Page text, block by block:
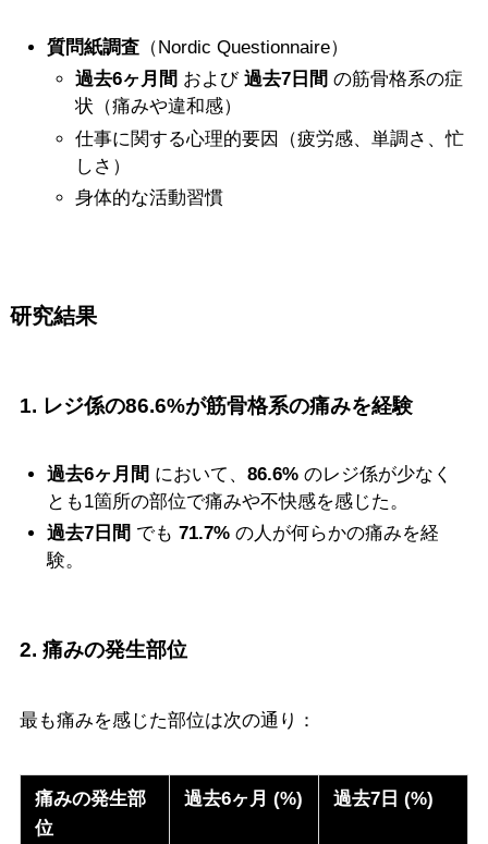
質問紙調査 （Nordic Questionnaire）
過去6ヶ月間 および 過去7日間 の筋骨格系の症
状（痛みや違和感）
仕事に関する心理的要因（疲労感、単調さ、忙
しさ）
身体的な活動習慣
研究結果
1. レジ係の86.6%が筋骨格系の痛みを経験
過去6ヶ月間 において、86.6% のレジ係が少なく
とも1箇所の部位で痛みや不快感を感じた。
過去7日間 でも71.7% の人が何らかの痛みを経
験。
2. 痛みの発生部位
最も痛みを感じた部位は次の通り：
痛みの発生部
位
過去6ヶ月 (%) 過去7日 (%)